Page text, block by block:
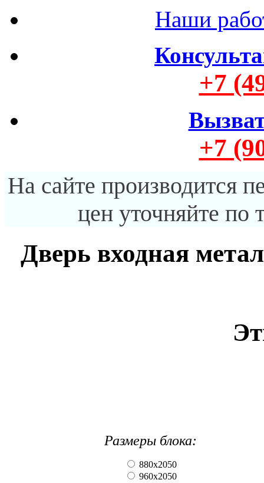
Наши
+7
+7
На сайте производится
цен уточняйте по
Дверь входная
Размеры блока:
880х2050
960х2050